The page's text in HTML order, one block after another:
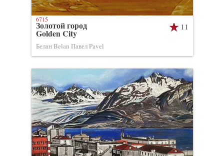
11
Золотой город
Golden City
Белан Belan Павел Pavel
6715